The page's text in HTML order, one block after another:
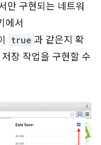
만 구현되는 네트워
에서
true 과 같은지 확
장 작업을 구현할 수